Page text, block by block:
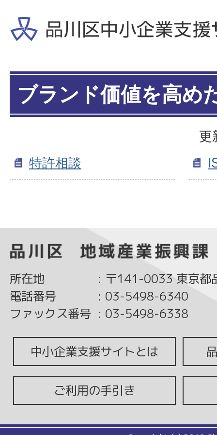
ブランド価値を高め
更
特許相談
所在地 : 〒141-0033 東京都
電話番号
: 03-5498-6340
ファックス番号 : 03-5498-6338
中小企業支援サイトとは
ご利用の手引き